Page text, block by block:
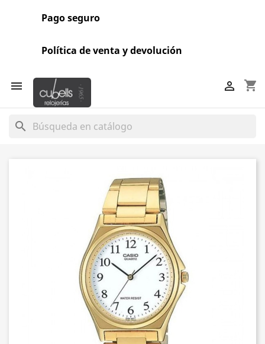
Pago seguro
Política de venta y devolución
 shopping_cart

search